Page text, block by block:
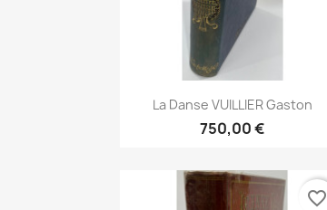
Aperçu rapide
La Danse VUILLIER Gaston
750,00 €
favorite_border